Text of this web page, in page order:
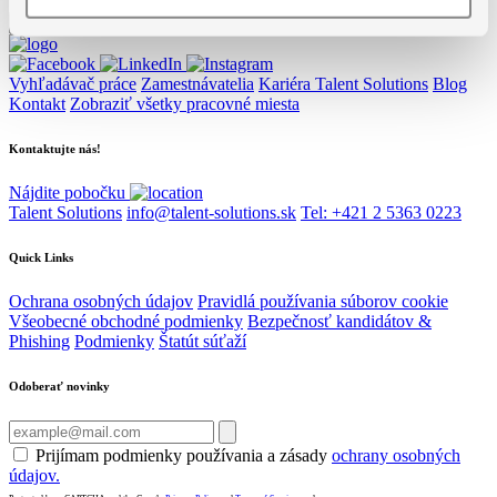
Vyhľadávač práce Zamestnávatelia Kariéra Talent Solutions Blog
Kontakt Zobraziť všetky pracovné miesta
Kontaktujte nás!
Nájdite pobočku
Talent Solutions info@talent-solutions.sk Tel: +421 2 5363 0223
Quick Links
Ochrana osobných údajov Pravidlá používania súborov cookie
Všeobecné obchodné podmienky Bezpečnosť kandidátov &
Phishing Podmienky Štatút súťaží
Odoberať novinky
Prijímam podmienky používania a zásady ochrany osobných
údajov.